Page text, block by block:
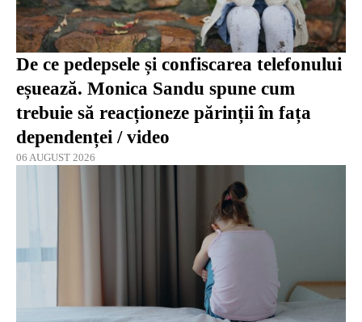
De ce pedepsele și confiscarea telefonului
eșuează. Monica Sandu spune cum
trebuie să reacționeze părinții în fața
dependenței / video
06 AUGUST 2026